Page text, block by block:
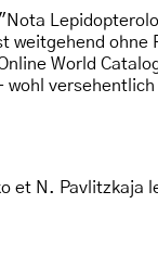
weitgehend ohne
World
et N. Pavlitzkaja